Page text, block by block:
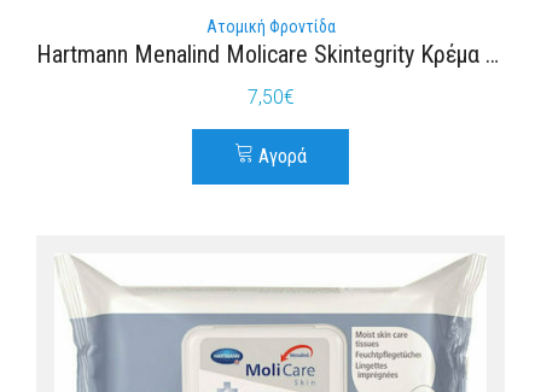
Ατομική Φροντίδα
Hartmann Menalind Molicare Skintegrity Κρέμα Προστασίας του Δέρματος 200ml
7,50€
Αγορά